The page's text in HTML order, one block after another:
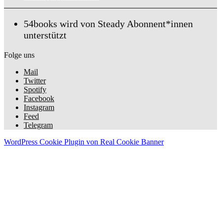
54books wird von Steady Abonnent*innen
unterstützt
Folge uns
Mail
Twitter
Spotify
Facebook
Instagram
Feed
Telegram
WordPress Cookie Plugin von Real Cookie Banner